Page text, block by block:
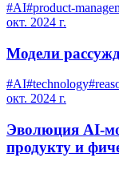
#AI#product-
окт. 2024 г.
Модели
#AI#technology#
окт. 2024 г.
Эволюция AI-
продукту и